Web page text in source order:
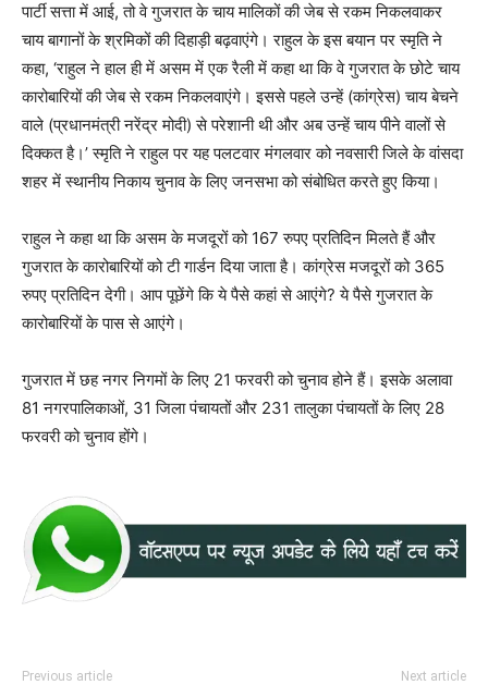
पार्टी सत्ता में आई, तो वे गुजरात के चाय मालिकों की जेब से रकम निकलवाकर
चाय बागानों के श्रमिकों की दिहाड़ी बढ़वाएंगे। राहुल के इस बयान पर स्मृति ने
कहा, ‘राहुल ने हाल ही में असम में एक रैली में कहा था कि वे गुजरात के छोटे चाय
कारोबारियों की जेब से रकम निकलवाएंगे। इससे पहले उन्हें (कांग्रेस) चाय बेचने
वाले (प्रधानमंत्री नरेंद्र मोदी) से परेशानी थी और अब उन्हें चाय पीने वालों से
दिक्कत है।’ स्मृति ने राहुल पर यह पलटवार मंगलवार को नवसारी जिले के वांसदा
शहर में स्थानीय निकाय चुनाव के लिए जनसभा को संबोधित करते हुए किया।
राहुल ने कहा था कि असम के मजदूरों को 167 रुपए प्रतिदिन मिलते हैं और
गुजरात के कारोबारियों को टी गार्डन दिया जाता है। कांग्रेस मजदूरों को 365
रुपए प्रतिदिन देगी। आप पूछेंगे कि ये पैसे कहां से आएंगे? ये पैसे गुजरात के
कारोबारियों के पास से आएंगे।
गुजरात में छह नगर निगमों के लिए 21 फरवरी को चुनाव होने हैं। इसके अलावा
81 नगरपालिकाओं, 31 जिला पंचायतों और 231 तालुका पंचायतों के लिए 28
फरवरी को चुनाव होंगे।
Previous article Next article